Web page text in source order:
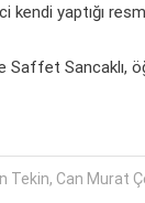
kendi yaptığı
Saffet Sancaklı,
Tekin, Can Murat